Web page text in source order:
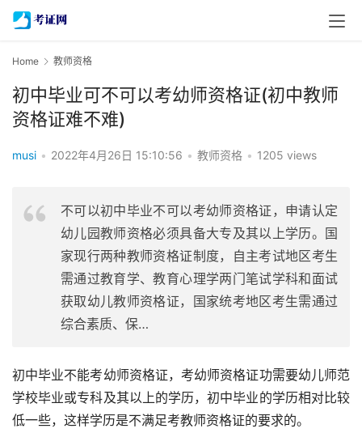
Home 教师资格
初中毕业可不可以考幼师资格证(初中教师
资格证难不难)
musi • 2022年4月26日 15:10:56 • 教师资格 • 1205 views
不可以初中毕业不可以考幼师资格证，申请认定
幼儿园教师资格必须具备大专及其以上学历。国
家现行两种教师资格证制度，自主考试地区考生
需通过教育学、教育心理学两门笔试学科和面试
获取幼儿教师资格证，国家统考地区考生需通过
综合素质、保…
初中毕业不能考幼师资格证，考幼师资格证功需要幼儿师范
学校毕业或专科及其以上的学历，初中毕业的学历相对比较
低一些，这样学历是不满足考教师资格证的要求的。